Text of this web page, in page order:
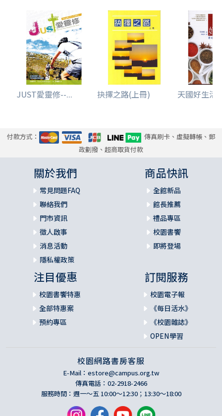
JUST愛靈修--... 抉擇之路(上冊) 天國好生活
付款方式：
傳真刷卡、虛擬轉帳、郵
政劃撥、超商取貨付款
關於我們
常見問題FAQ
聯絡我們
門市資訊
徵人啟事
消息活動
隱私權政策
商品快訊
全館新品
館長推薦
禮品專區
校園書饗
即將登場
注目優惠
校園書饗特惠
全部特惠案
預約專區
訂閱服務
校園電子報
《每日活水》
《校園雜誌》
OPEN學習
校園網路書房客服
E-Mail： estore@campus.org.tw
傳真電話：02-2918-2466
服務時間：週一～五 10:00～12:30；13:30～18:00